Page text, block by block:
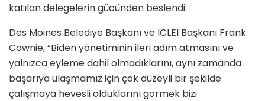
katılan delegelerin gücünden beslendi.
Des Moines Belediye Başkanı ve ICLEI Başkanı Frank
Cownie, “Biden yönetiminin ileri adım atmasını ve
yalnızca eyleme dahil olmadıklarını, aynı zamanda
başarıya ulaşmamız için çok düzeyli bir şekilde
çalışmaya hevesli olduklarını görmek bizi